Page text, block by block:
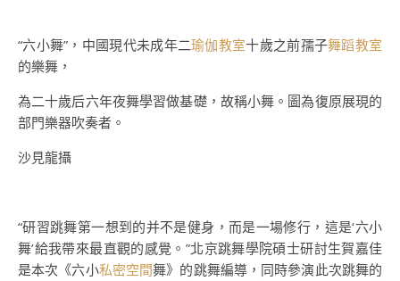
“六小舞”，中國現代未成年二瑜伽教室十歲之前孺子舞蹈教室
的樂舞，
為二十歲后六年夜舞學習做基礎，故稱小舞。圖為復原展現的
部門樂器吹奏者。
沙見龍攝
“研習跳舞第一想到的并不是健身，而是一場修行，這是‘六小
舞’給我帶來最直觀的感覺。”北京跳舞學院碩士研討生賀嘉佳
是本次《六小私密空間舞》的跳舞編導，同時參演此次跳舞的